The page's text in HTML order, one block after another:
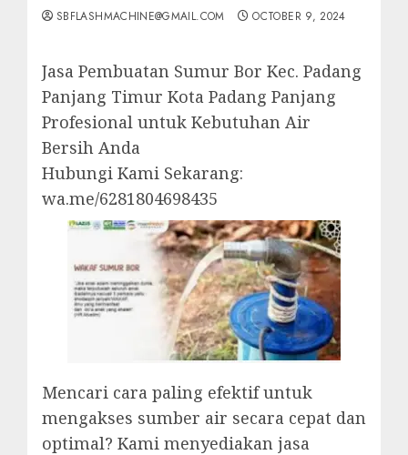
SBFLASHMACHINE@GMAIL.COM OCTOBER 9, 2024
Jasa Pembuatan Sumur Bor Kec. Padang
Panjang Timur Kota Padang Panjang
Profesional untuk Kebutuhan Air
Bersih Anda
Hubungi Kami Sekarang:
wa.me/6281804698435
Mencari cara paling efektif untuk
mengakses sumber air secara cepat dan
optimal? Kami menyediakan jasa